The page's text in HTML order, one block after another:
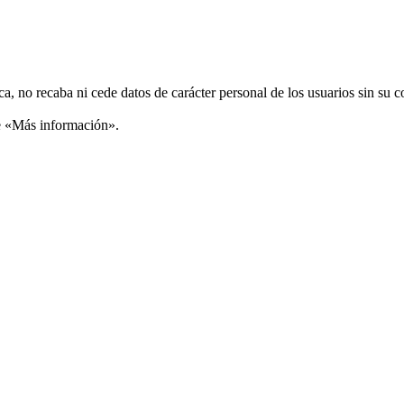
recaba ni cede datos de carácter personal de los usuarios sin su
«Más información».